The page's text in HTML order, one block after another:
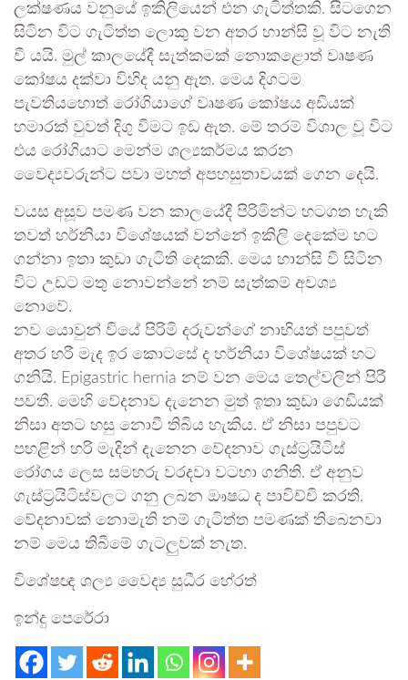
ලක්ෂණය වනුයේ ඉකිලියෙන් එන ගැටිත්තකි. සිටගෙන
සිටින විට ගැටිත්ත ලොකු වන අතර හාන්සි වූ විට නැති
වී යයි. මුල් කාලයේදී සැත්කමක් නොකළොත් වෘෂණ
කෝෂය දක්වා විහිද යනු ඇත. මෙය දිගටම
පැවතියහොත් රෝගියාගේ වෘෂණ කෝෂය අඩියක්
හමාරක් වුවත් දිගු වීමට ඉඩ ඇත. මේ තරම් විශාල වූ විට
එය රෝගියාට මෙන්ම ශල්‍යකර්මය කරන
වෛද්‍යවරුන්ට පවා මහත් අපහසුතාවයක් ගෙන දෙයි.
වයස අසූව පමණ වන කාලයේදී පිරිමින්ට හටගත හැකි
තවත් හර්නියා විශේෂයක් වන්නේ ඉකිලි දෙකේම හට
ගන්නා ඉතා කුඩා ගැටිති දෙකකි. මෙය හාන්සි වී සිටින
විට උඩට මතු නොවන්නේ නම් සැත්කම් අවශ්‍ය
නොවේ.
නව යොවුන් වියේ පිරිමි දරුවන්ගේ නාභියත් පපුවත්
අතර හරි මැද ඉර කොටසේ ද හර්නියා විශේෂයක් හට
ගනියි. Epigastric hernia නම් වන මෙය තෙල්වලින් පිරී
පවතී. මෙහි වේදනාව දැනෙන මුත් ඉතා කුඩා ගෙඩියක්
නිසා අතට හසු නොවී තිබිය හැකිය. ඒ නිසා පපුවට
පහළින් හරි මැදින් දැනෙන වේදනාව ගැස්ට්‍රයිටිස්
රෝගය ලෙස සමහරු වරදවා වටහා ගනිති. ඒ අනුව
ගැස්ට්‍රයිටිස්වලට ගනු ලබන ඖෂධ ද පාවිච්චි කරති.
වේදනාවක් නොමැති නම් ගැටිත්ත පමණක් තිබෙනවා
නම් මෙය තිබීමේ ගැටලුවක් නැත.
විශේෂඥ ශල්‍ය වෛද්‍ය සුධීර හේරත්
ඉන්දු පෙරේරා